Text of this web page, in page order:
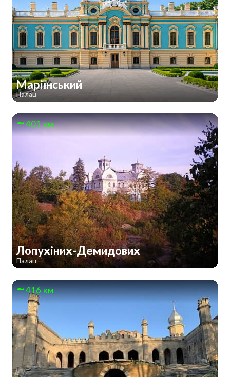
Маріїнський
Палац
401 км
Лопухіних-Демидових
Палац
416 км